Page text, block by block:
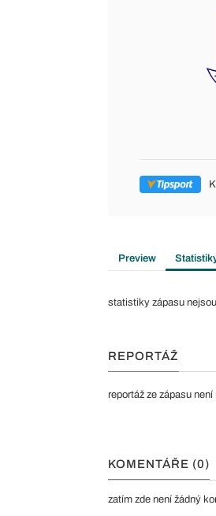
Preview
statistiky zápasu
REPORTÁŽ
reportáž ze zápasu
KOMENTÁŘE (0)
zatím zde není žádný